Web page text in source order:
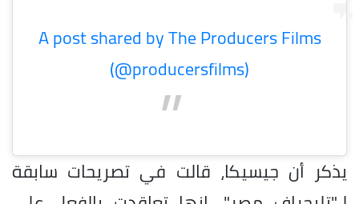
A post shared by The Producers Films
(@producersfilms)
يذكر أن جيسيكا، قالت في تصريحات سابقة